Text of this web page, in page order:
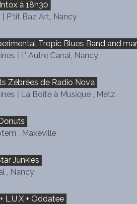
à 18h30
| P'tit Baz Art, Nancy
Tropic Blues Band and
| L' Autre Canal, Nancy
Zébrées de Radio Nova
| La Boîte à Musique , Metz
, Maxeville
Junkies
, Nancy
L.U.X + Oddatee